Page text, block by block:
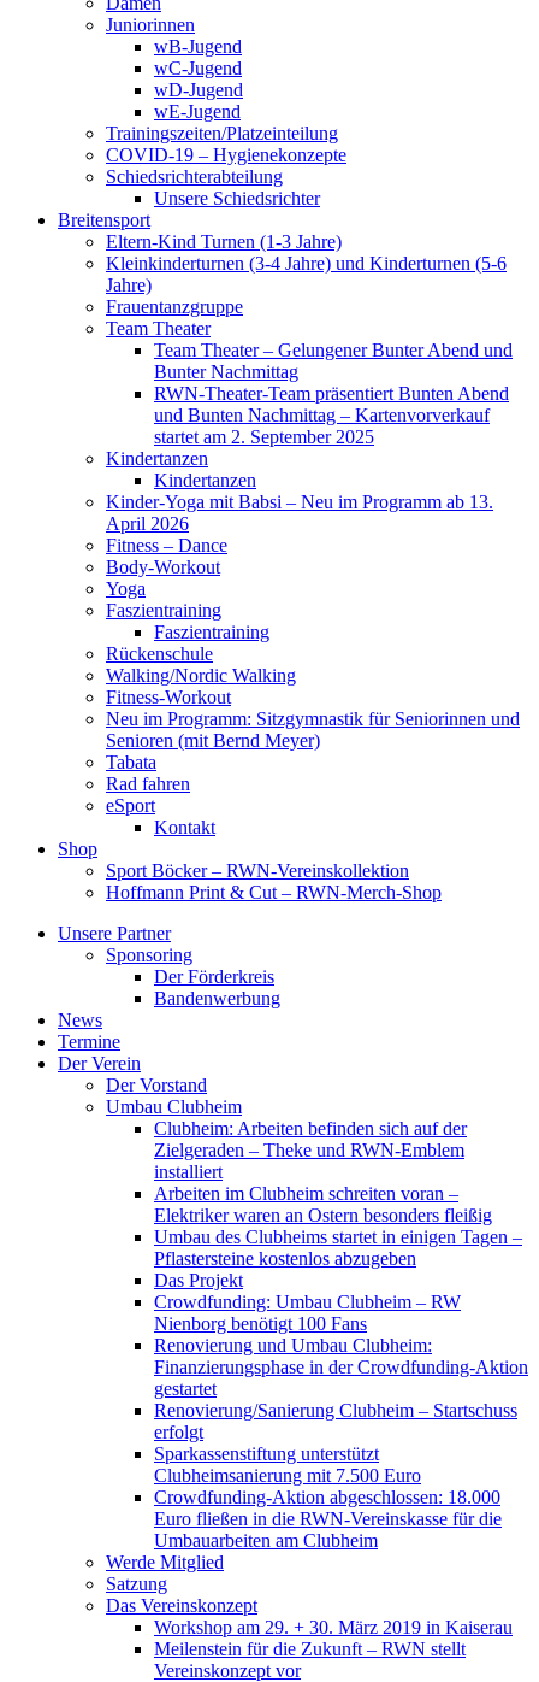
Juniorinnen
wB-Jugend
wC-Jugend
wD-Jugend
wE-Jugend
Trainingszeiten/Platzeinteilung
COVID-19 – Hygienekonzepte
Schiedsrichterabteilung
Unsere Schiedsrichter
Breitensport
Eltern-Kind Turnen (1-3 Jahre)
Kleinkinderturnen (3-4 Jahre) und Kinderturnen (5-6
Jahre)
Frauentanzgruppe
Team Theater
Team Theater – Gelungener Bunter Abend und
Bunter Nachmittag
RWN-Theater-Team präsentiert Bunten Abend
und Bunten Nachmittag – Kartenvorverkauf
startet am 2. September 2025
Kindertanzen
Kindertanzen
Kinder-Yoga mit Babsi – Neu im Programm ab 13.
April 2026
Fitness – Dance
Body-Workout
Yoga
Faszientraining
Faszientraining
Rückenschule
Walking/Nordic Walking
Fitness-Workout
Neu im Programm: Sitzgymnastik für Seniorinnen und
Senioren (mit Bernd Meyer)
Tabata
Rad fahren
eSport
Kontakt
Shop
Sport Böcker – RWN-Vereinskollektion
Hoffmann Print & Cut – RWN-Merch-Shop
Unsere Partner
Sponsoring
Der Förderkreis
Bandenwerbung
News
Termine
Der Verein
Der Vorstand
Umbau Clubheim
Clubheim: Arbeiten befinden sich auf der
Zielgeraden – Theke und RWN-Emblem
installiert
Arbeiten im Clubheim schreiten voran –
Elektriker waren an Ostern besonders fleißig
Umbau des Clubheims startet in einigen Tagen –
Pflastersteine kostenlos abzugeben
Das Projekt
Crowdfunding: Umbau Clubheim – RW
Nienborg benötigt 100 Fans
Renovierung und Umbau Clubheim:
Finanzierungsphase in der Crowdfunding-Aktion
gestartet
Renovierung/Sanierung Clubheim – Startschuss
erfolgt
Sparkassenstiftung unterstützt
Clubheimsanierung mit 7.500 Euro
Crowdfunding-Aktion abgeschlossen: 18.000
Euro fließen in die RWN-Vereinskasse für die
Umbauarbeiten am Clubheim
Werde Mitglied
Satzung
Das Vereinskonzept
Workshop am 29. + 30. März 2019 in Kaiserau
Meilenstein für die Zukunft – RWN stellt
Vereinskonzept vor